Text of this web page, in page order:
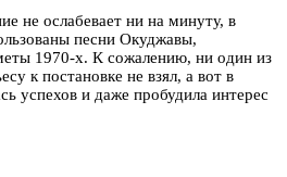
не ослабевает ни на минуту, в
песни Окуджавы,
1970-х. К сожалению, ни один из
к постановке не взял, а вот в
успехов и даже пробудила интерес